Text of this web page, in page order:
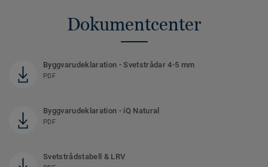
Dokumentcenter
Byggvarudeklaration - Svetstrådar 4-5 mm
PDF
Byggvarudeklaration - iQ Natural
PDF
Svetstrådstabell & LRV